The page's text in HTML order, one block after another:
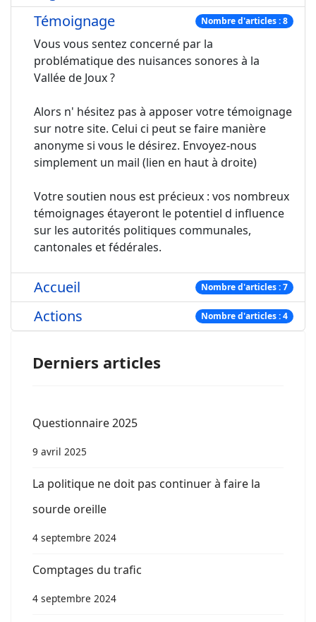
Témoignage
Nombre d'articles : 8
Vous vous sentez concerné par la
problématique des nuisances sonores à la
Vallée de Joux ?
Alors n' hésitez pas à apposer votre témoignage
sur notre site. Celui ci peut se faire manière
anonyme si vous le désirez. Envoyez-nous
simplement un mail (lien en haut à droite)
Votre soutien nous est précieux : vos nombreux
témoignages étayeront le potentiel d influence
sur les autorités politiques communales,
cantonales et fédérales.
Accueil Nombre d'articles : 7
Actions Nombre d'articles : 4
Derniers articles
Questionnaire 2025
9 avril 2025
La politique ne doit pas continuer à faire la
sourde oreille
4 septembre 2024
Comptages du trafic
4 septembre 2024